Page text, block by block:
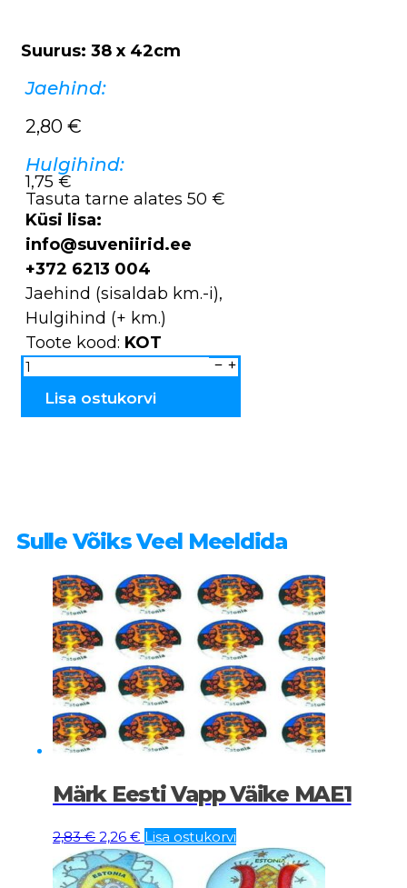
Suurus: 38 x 42cm
Jaehind:
2,80 €
Hulgihind:
1,75 €
Tasuta tarne alates 50 €
Küsi lisa:
info@suveniirid.ee
+372 6213 004
Jaehind (sisaldab km.-i),
Hulgihind (+ km.)
Toote kood: KOT
Ostukott
KOT
Hall
Lisa ostukorvi
Sulle Võiks Veel Meeldida
Märk Eesti Vapp Väike MAE1
2,83€ Algne
hind
oli:
2,26 € Current
price
is:
Lisa ostukorvi